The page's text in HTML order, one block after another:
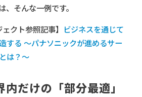
、そんな一例です。
クト参照記事】
ビジネスを通じて
する ～パナソニックが進めるサー
は？～
内だけの「部分最適」